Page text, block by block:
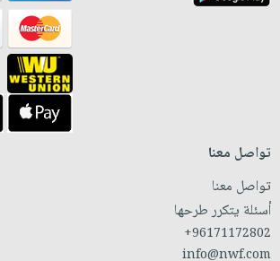
تواصل معنا
تواصل معنا
أسئلة يتكرر طرحها
+96171172802
info@nwf.com